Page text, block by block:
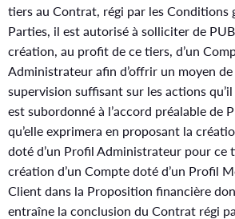
tiers au Contrat, régi par les Conditions
Parties, il est autorisé à solliciter de
création, au profit de ce tiers, d’un
Administrateur afin d’offrir un moyen
supervision suffisant sur les actions
est subordonné à l’accord préalable de
qu’elle exprimera en proposant la
doté d’un Profil Administrateur pour ce
création d’un Compte doté d’un Profil
Client dans la Proposition financière
entraîne la conclusion du Contrat régi